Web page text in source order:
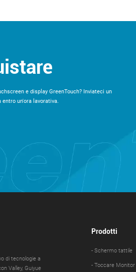
e display GreenTouch? Inviateci un
un'ora lavorativa.
di tecnologie a
Valley, Guiyue
Prodotti
- Schermo tattile
- Toccare Monitor